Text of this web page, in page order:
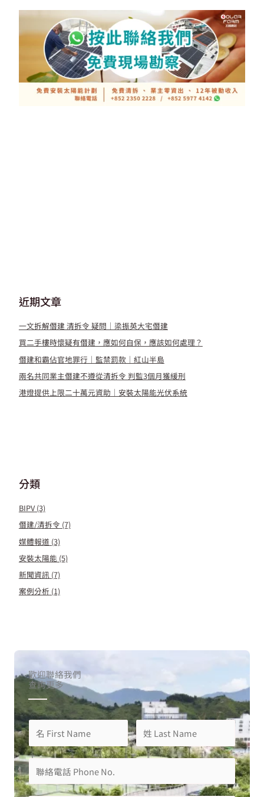
近期文章
一文拆解僭建 清拆令 疑問｜梁振英大宅僭建
買二手樓時懷疑有僭建，應如何自保，應該如何處理？
僭建和霸佔官地罪行｜監禁罰款｜紅山半島
兩名共同業主僭建不遵從清拆令 判監3個月獲緩刑
港燈提供上限二十萬元資助｜安裝太陽能光伏系統
分類
BIPV(3)
僭建/清拆令 (7)
媒體報道 (3)
安裝太陽能(5)
新聞資訊(7)
案例分析 (1)
歡迎聯絡我們
查詢更多